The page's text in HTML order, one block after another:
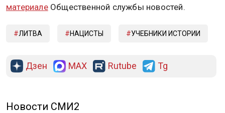
материалеОбщественной службы новостей.
ЛИТВА НАЦИСТЫ УЧЕБНИКИ ИСТОРИИ
Дзен MAX Rutube Tg
Новости СМИ2